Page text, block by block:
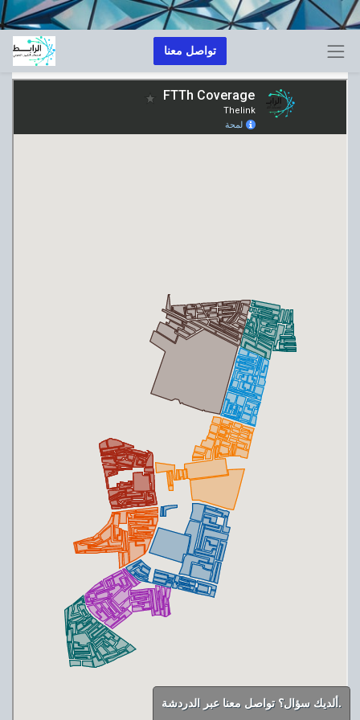
تواصل معنا
ألديك سؤال؟ تواصل معنا عبر الدردشة.